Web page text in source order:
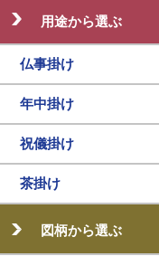
用途から選ぶ
仏事掛け
年中掛け
祝儀掛け
茶掛け
図柄から選ぶ